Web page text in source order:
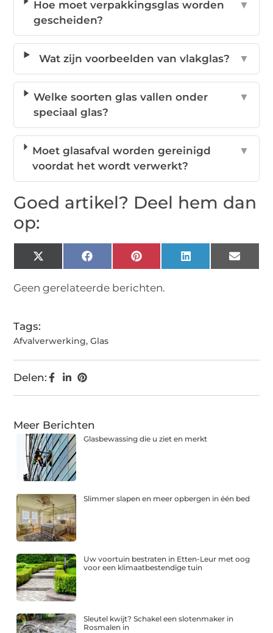
Hoe moet verpakkingsglas worden
gescheiden?
▼
Wat zijn voorbeelden van vlakglas? ▼
Welke soorten glas vallen onder
speciaal glas?
▼
Moet glasafval worden gereinigd
voordat het wordt verwerkt?
▼
Goed artikel? Deel hem dan
op:
X
(Twitter)
FacebookPinterestLinkedIn Email
Geen gerelateerde berichten.
Tags:
Afvalverwerking,Glas
Delen:
Meer Berichten
Glasbewassing die u ziet en merkt
Slimmer slapen en meer opbergen in één bed
Uw voortuin bestraten in Etten-Leur met oog
voor een klimaatbestendige tuin
Sleutel kwijt? Schakel een slotenmaker in
Rosmalen in